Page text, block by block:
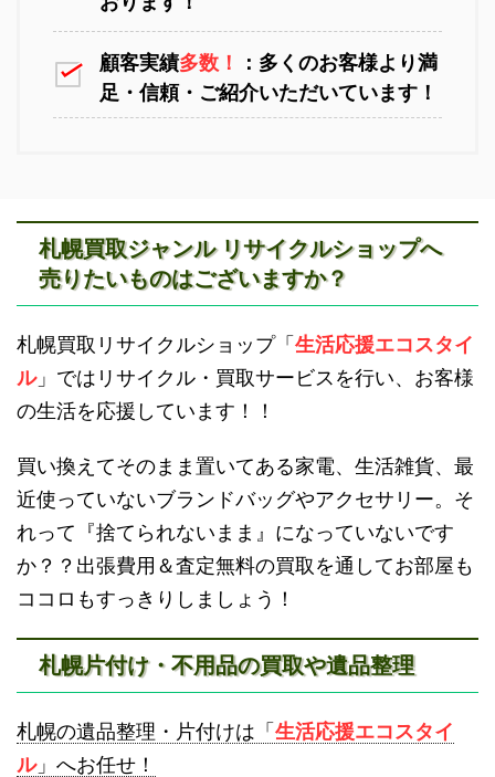
砂川不用品回収 帯広・十勝不用品回収
顧客実績多数！
：多くのお客様より満
足・信頼・ご紹介いただいています！
札幌買取ジャンル リサイクルショップへ
売りたいものはございますか？
札幌買取リサイクルショップ「 生活応援エコスタイ
ル」ではリサイクル・買取サービスを行い、お客様
の生活を応援しています！！
買い換えてそのまま置いてある家電、生活雑貨、最
近使っていないブランドバッグやアクセサリー。そ
れって『捨てられないまま』になっていないです
か？？出張費用＆査定無料の買取を通してお部屋も
ココロもすっきりしましょう！
札幌片付け・不用品の買取や遺品整理
札幌の遺品整理・片付けは「 生活応援エコスタイ
ル」へお任せ！